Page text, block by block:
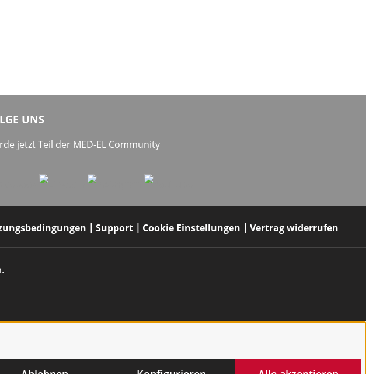
UNS
jetzt Teil der MED-EL Community
Support Cookie Einstellungen Vertrag widerrufen